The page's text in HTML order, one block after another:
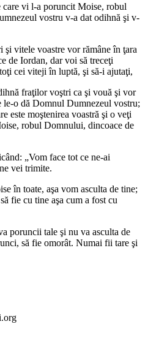
vi l-a poruncit Moise, robul
vostru v-a dat odihnă şi v-
vitele voastre vor rămâne în ţara
de Iordan, dar voi să treceţi
cei viteji în luptă, şi să-i ajutaţi,
fraţilor voştri ca şi vouă şi vor
le-o dă Domnul Dumnezeul vostru;
este moştenirea voastră şi o veţi
robul Domnului, dincoace de
„Vom face tot ce ne-ai
vei trimite.
în toate, aşa vom asculta de tine;
fie cu tine aşa cum a fost cu
poruncii tale şi nu va asculta de
să fie omorât. Numai fii tare şi